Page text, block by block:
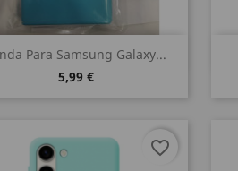
Para Samsung Galaxy...
5,99 €
Vista rápida
favorite_border